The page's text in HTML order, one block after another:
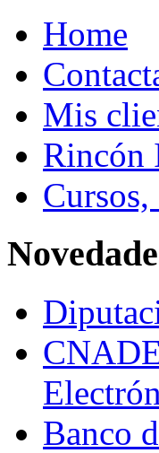
Home
Mis
Rincón
Banco